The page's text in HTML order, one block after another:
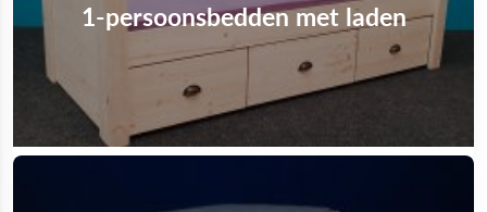
1-persoonsbedden met laden